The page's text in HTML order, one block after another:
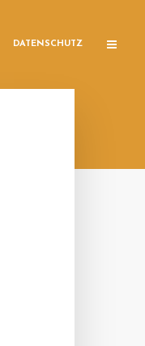
DATENSCHUTZ